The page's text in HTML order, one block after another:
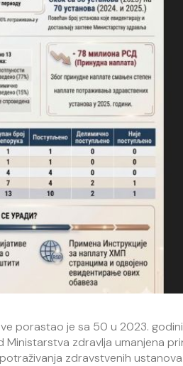
porastao je sa 50 u 2023.
zdravlja umanjena
zdravstvenih ustanova.